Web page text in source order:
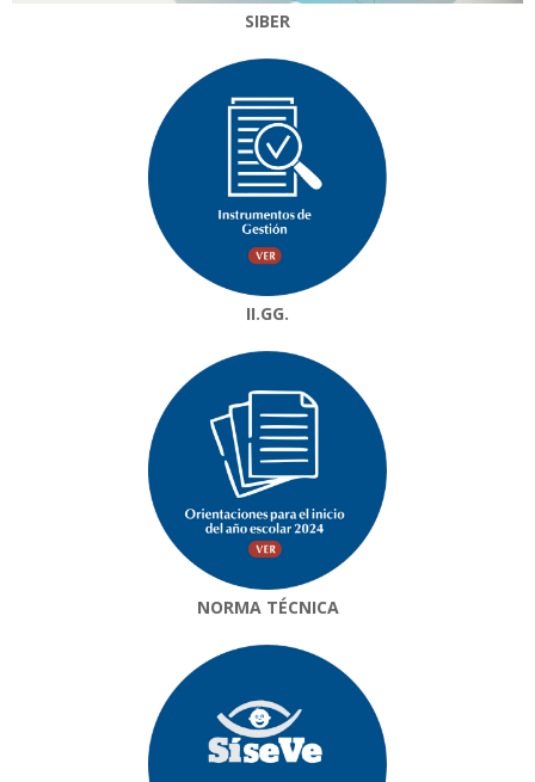
SIBER
II.GG.
NORMA TÉCNICA